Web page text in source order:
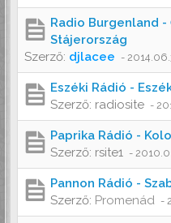
Radio Burgenland -
Stájerország
Szerző: djlacee -
Eszéki Rádió -
Szerző: radiosite -
Paprika Rádió -
Szerző: rsite1 -
Pannon Rádió -
Szerző: Promenád -